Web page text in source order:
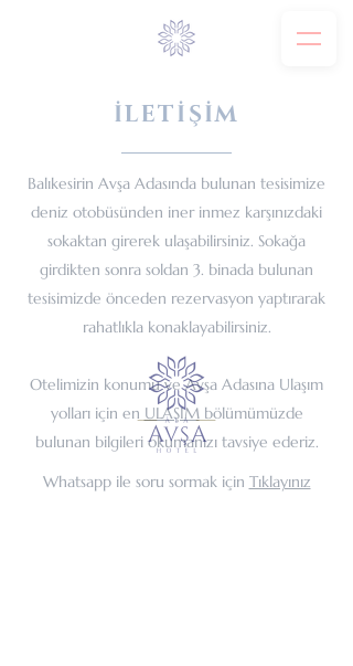
İLETİŞİM
Balıkesirin Avşa Adasında bulunan tesisimize
deniz otobüsünden iner inmez karşınızdaki
sokaktan girerek ulaşabilirsiniz. Sokağa
girdikten sonra soldan 3. binada bulunan
tesisimizde önceden rezervasyon yaptırarak
rahatlıkla konaklayabilirsiniz.
Otelimizin konumu ve Avşa Adasına Ulaşım
yolları için en ULAŞIMbölümümüzde
bulunan bilgileri okumanızı tavsiye ederiz.
Whatsapp ile soru sormak için Tıklayınız